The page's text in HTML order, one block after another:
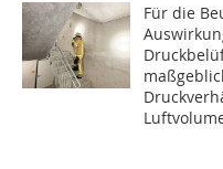
Für die